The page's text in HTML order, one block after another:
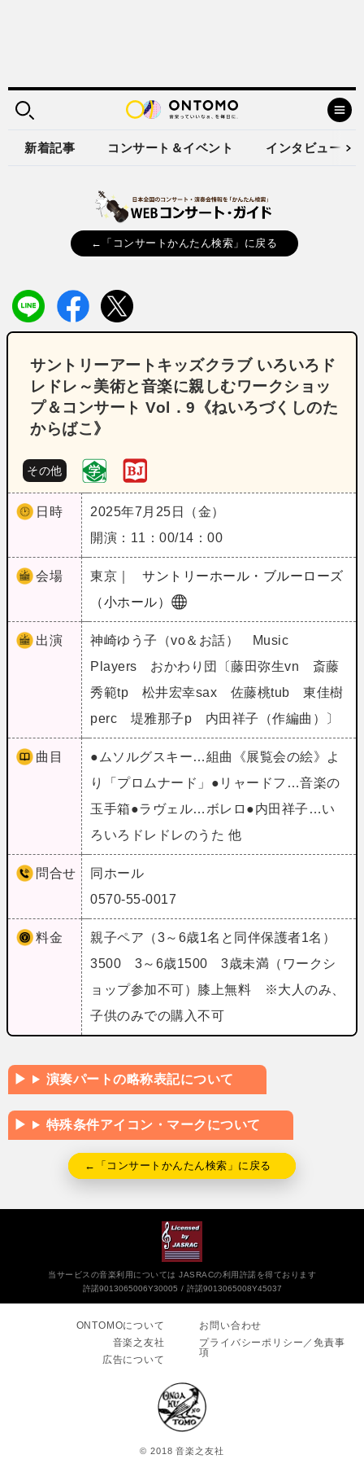
新着記事 コンサート＆イベント インタビュー
←「コンサートかんたん検索」に戻る
サントリーアートキッズクラブ いろいろド
レドレ～美術と音楽に親しむワークショッ
プ＆コンサート Vol．9《ねいろづくしのた
からばこ》
その他
日時
2025年7月25日（金）
開演：11：00/14：00
会場 東京｜
サントリーホール・ブルーローズ
（小ホール）
出演
神崎ゆう子（vo＆お話） Music
Players おかわり団〔藤田弥生vn 斎藤
秀範tp 松井宏幸sax 佐藤桃tub 東佳樹
perc 堤雅那子p 内田祥子（作編曲）〕
曲目
●ムソルグスキー…組曲《展覧会の絵》よ
り「プロムナード」●リャードフ…音楽の
玉手箱●ラヴェル…ボレロ●内田祥子…い
ろいろドレドレのうた 他
問合せ
同ホール
0570-55-0017
料金
親子ペア（3～6歳1名と同伴保護者1名）
3500 3～6歳1500 3歳未満（ワークシ
ョップ参加不可）膝上無料 ※大人のみ、
子供のみでの購入不可
演奏パートの略称表記について
特殊条件アイコン・マークについて
←「コンサートかんたん検索」に戻る
当サービスの音楽利用については JASRACの利用許諾を得ております
許諾9013065006Y30005
許諾9013065008Y45037
ONTOMOについて
音楽之友社
広告について
お問い合わせ
プライバシーポリシー／免責事
項
© 2018 音楽之友社